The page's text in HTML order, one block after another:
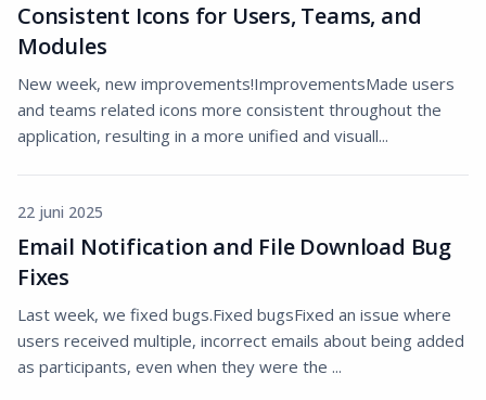
Consistent Icons for Users, Teams, and
Modules
New week, new improvements!ImprovementsMade users
and teams related icons more consistent throughout the
application, resulting in a more unified and visuall...
22 juni 2025
Email Notification and File Download Bug
Fixes
Last week, we fixed bugs.Fixed bugsFixed an issue where
users received multiple, incorrect emails about being added
as participants, even when they were the ...